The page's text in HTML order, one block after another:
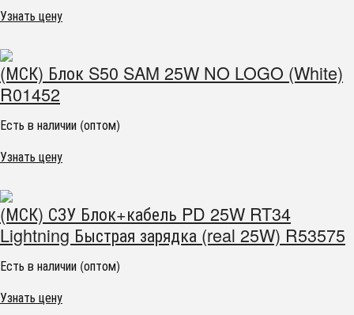
Узнать цену
(МСК) Блок S50 SAM 25W NO LOGO (White)
R01452
Есть в наличии (оптом)
Узнать цену
(МСК) СЗУ Блок+кабель PD 25W RT34
Lightning Быстрая зарядка (real 25W) R53575
Есть в наличии (оптом)
Узнать цену